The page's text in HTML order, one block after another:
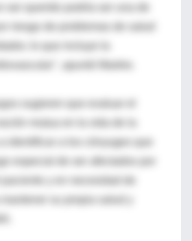
riesgo de problemas de salud
lo que incluye la
apuntó Martire.
sugieren que evaluar el
identificar a los cónyuges que
especial de ser afectados por
su propia salud y